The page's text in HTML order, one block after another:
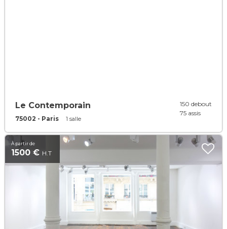
Le Contemporain
75002 - Paris 1 salle
150 debout
75 assis
À partir de
1500 € H.T